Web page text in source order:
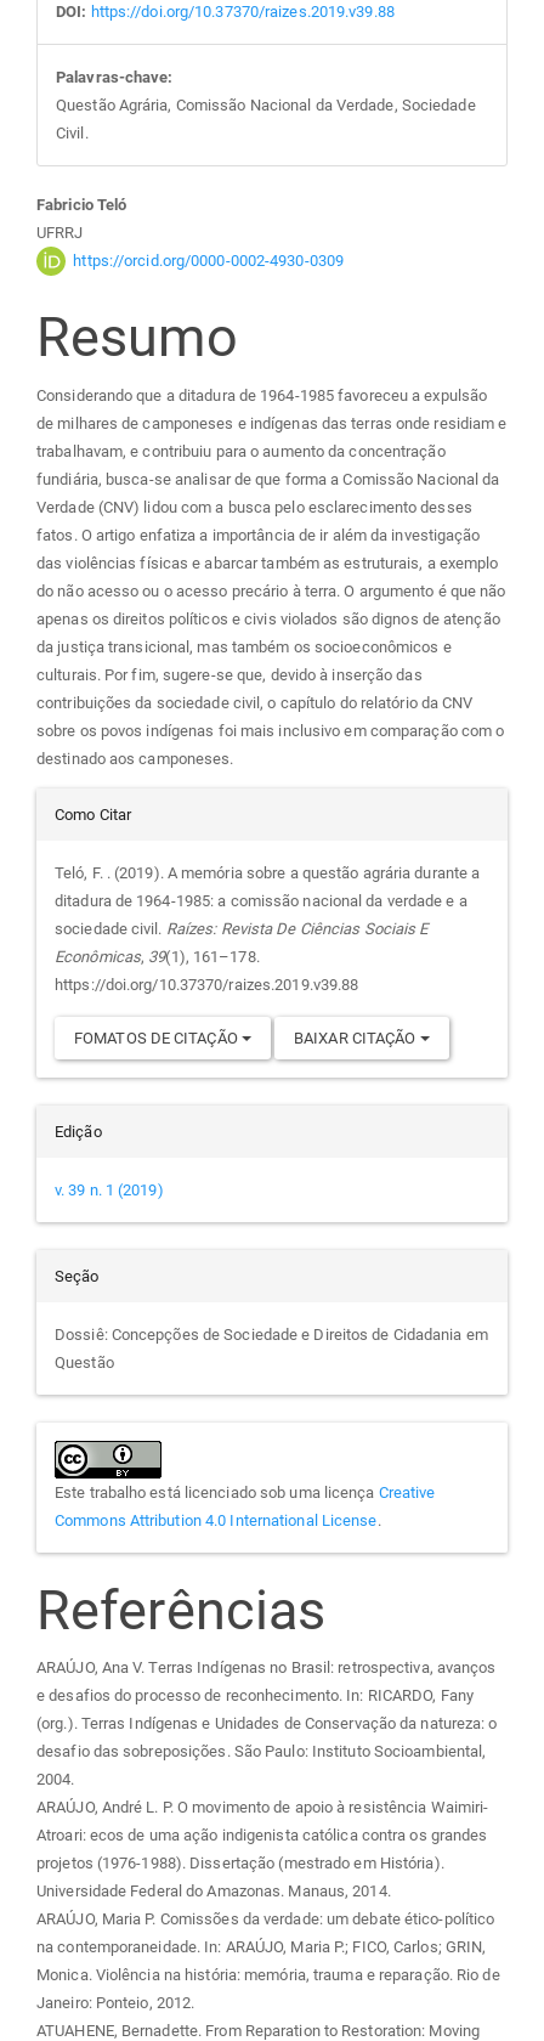
DOI: https://doi.org/10.37370/raizes.2019.v39.88
Palavras-chave:
Questão Agrária, Comissão Nacional da Verdade, Sociedade
Civil.
Conteúdo
do
artigo
principal
Fabricio Teló
UFRRJ
https://orcid.org/0000-0002-4930-0309
Resumo
Considerando que a ditadura de 1964-1985 favoreceu a expulsão
de milhares de camponeses e indígenas das terras onde residiam e
trabalhavam, e contribuiu para o aumento da concentração
fundiária, busca-se analisar de que forma a Comissão Nacional da
Verdade (CNV) lidou com a busca pelo esclarecimento desses
fatos. O artigo enfatiza a importância de ir além da investigação
das violências físicas e abarcar também as estruturais, a exemplo
do não acesso ou o acesso precário à terra. O argumento é que não
apenas os direitos políticos e civis violados são dignos de atenção
da justiça transicional, mas também os socioeconômicos e
culturais. Por fim, sugere-se que, devido à inserção das
contribuições da sociedade civil, o capítulo do relatório da CNV
sobre os povos indígenas foi mais inclusivo em comparação com o
destinado aos camponeses.
Detalhes
do
artigo
Como Citar
Teló, F. . (2019). A memória sobre a questão agrária durante a
ditadura de 1964-1985: a comissão nacional da verdade e a
sociedade civil. Raízes: Revista De Ciências Sociais E
Econômicas, 39(1), 161–178.
https://doi.org/10.37370/raizes.2019.v39.88
FOMATOS DE CITAÇÃO BAIXAR CITAÇÃO
Edição
v. 39 n. 1 (2019)
Seção
Dossiê: Concepções de Sociedade e Direitos de Cidadania em
Questão
Este trabalho está licenciado sob uma licença Creative
Commons Attribution 4.0 International License.
Referências
ARAÚJO, Ana V. Terras Indígenas no Brasil: retrospectiva, avanços
e desafios do processo de reconhecimento. In: RICARDO, Fany
(org.). Terras Indígenas e Unidades de Conservação da natureza: o
desafio das sobreposições. São Paulo: Instituto Socioambiental,
2004.
ARAÚJO, André L. P. O movimento de apoio à resistência Waimiri-
Atroari: ecos de uma ação indigenista católica contra os grandes
projetos (1976-1988). Dissertação (mestrado em História).
Universidade Federal do Amazonas. Manaus, 2014.
ARAÚJO, Maria P. Comissões da verdade: um debate ético-político
na contemporaneidade. In: ARAÚJO, Maria P.; FICO, Carlos; GRIN,
Monica. Violência na história: memória, trauma e reparação. Rio de
Janeiro: Ponteio, 2012.
ATUAHENE, Bernadette. From Reparation to Restoration: Moving